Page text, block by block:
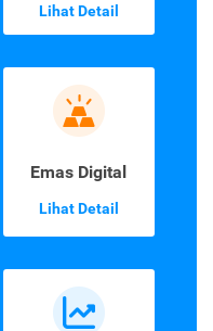
Lihat Detail
Emas Digital
Lihat Detail